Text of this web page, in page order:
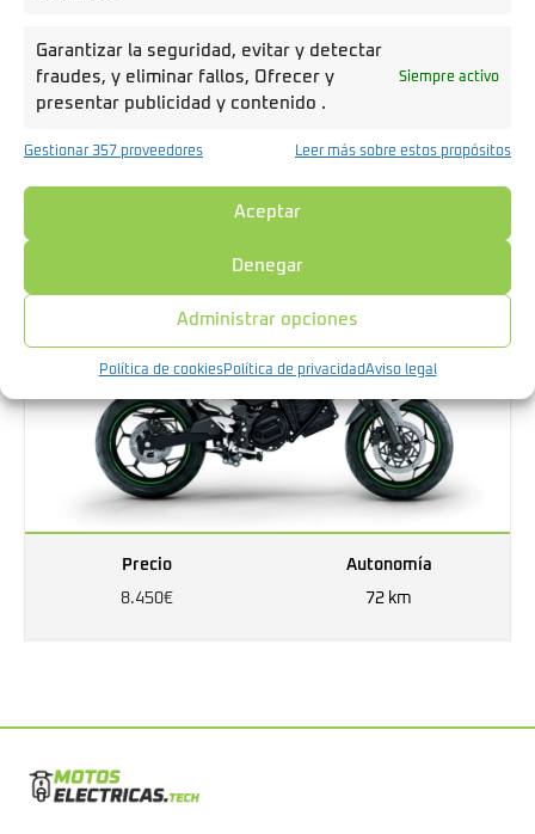
Garantizar la seguridad, evitar y detectar
fraudes, y eliminar fallos, Ofrecer y
presentar publicidad y contenido .
Siempre activo
Gestionar 357 proveedores Leer más sobre estos propósitos
Aceptar
Denegar
Administrar opciones
Política de cookiesPolítica de privacidadAviso legal
9.050€
Precio
8.450€
Autonomía
72 km